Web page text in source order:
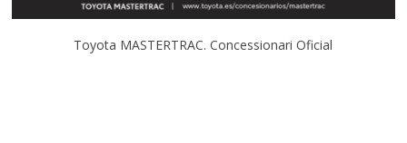
Toyota MASTERTRAC. Concessionari Oficial